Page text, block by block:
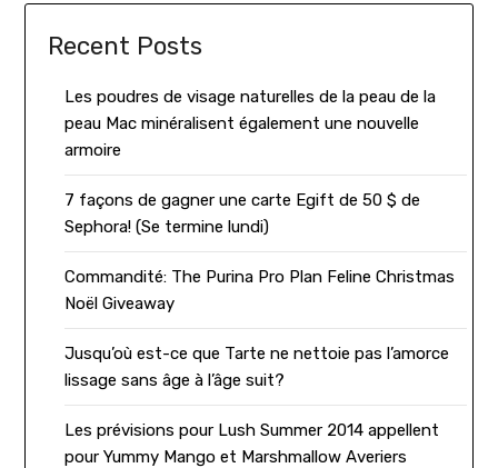
Recent Posts
Les poudres de visage naturelles de la peau de la
peau Mac minéralisent également une nouvelle
armoire
7 façons de gagner une carte Egift de 50 $ de
Sephora! (Se termine lundi)
Commandité: The Purina Pro Plan Feline Christmas
Noël Giveaway
Jusqu’où est-ce que Tarte ne nettoie pas l’amorce
lissage sans âge à l’âge suit?
Les prévisions pour Lush Summer 2014 appellent
pour Yummy Mango et Marshmallow Averiers